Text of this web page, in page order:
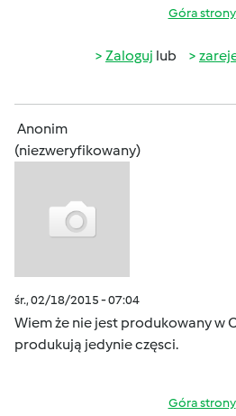
Góra strony
Zaloguj lub
Anonim
(niezweryfikowany)
śr., 02/18/2015 - 07:04
Wiem że nie jest produkowany w
produkują jedynie częsci.
Góra strony